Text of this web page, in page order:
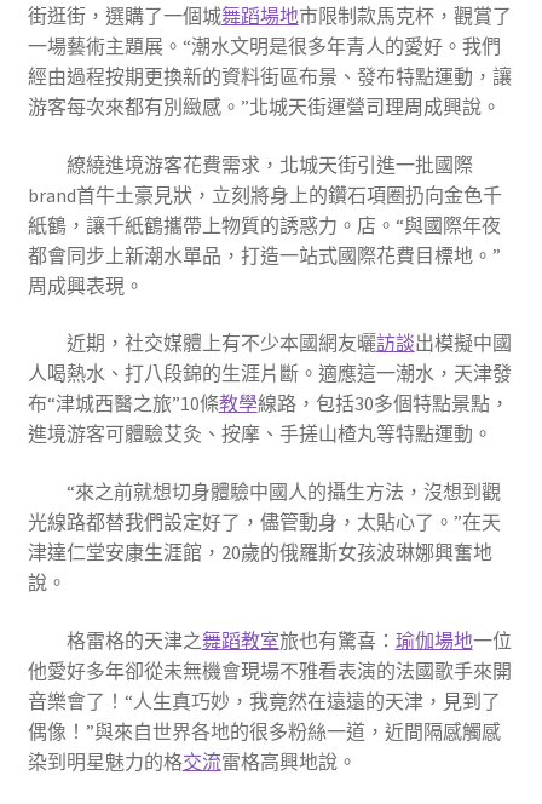
街逛街，選購了一個城舞蹈場地市限制款馬克杯，觀賞了
一場藝術主題展。“潮水文明是很多年青人的愛好。我們
經由過程按期更換新的資料街區布景、發布特點運動，讓
游客每次來都有別緻感。”北城天街運營司理周成興說。
繚繞進境游客花費需求，北城天街引進一批國際
brand首牛土豪見狀，立刻將身上的鑽石項圈扔向金色千
紙鶴，讓千紙鶴攜帶上物質的誘惑力。店。“與國際年夜
都會同步上新潮水單品，打造一站式國際花費目標地。”
周成興表現。
近期，社交媒體上有不少本國網友曬訪談出模擬中國
人喝熱水、打八段錦的生涯片斷。適應這一潮水，天津發
布“津城西醫之旅”10條教學線路，包括30多個特點景點，
進境游客可體驗艾灸、按摩、手搓山楂丸等特點運動。
“來之前就想切身體驗中國人的攝生方法，沒想到觀
光線路都替我們設定好了，儘管動身，太貼心了。”在天
津達仁堂安康生涯館，20歲的俄羅斯女孩波琳娜興奮地
說。
格雷格的天津之舞蹈教室旅也有驚喜： 瑜伽場地一位
他愛好多年卻從未無機會現場不雅看表演的法國歌手來開
音樂會了！“人生真巧妙，我竟然在遠遠的天津，見到了
偶像！”與來自世界各地的很多粉絲一道，近間隔感觸感
染到明星魅力的格交流雷格高興地說。